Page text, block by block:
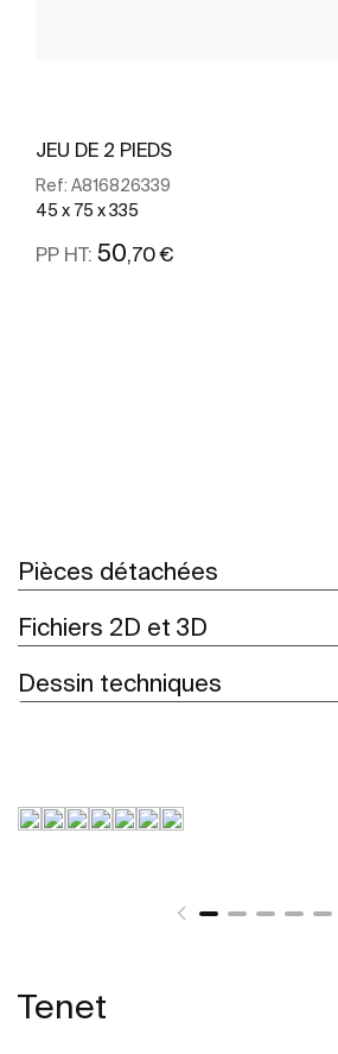
JEU DE 2 PIEDS
Ref: A816826339
45 x 75 x 335
PP HT: 50 ,70 €
Pièces détachées
Fichiers 2D et 3D
Dessin techniques
Tenet